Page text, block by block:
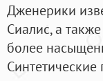
Дженерики
Сиалис, а
более